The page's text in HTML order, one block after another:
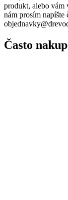
produkt, alebo vám
nám prosím napíšte
Často